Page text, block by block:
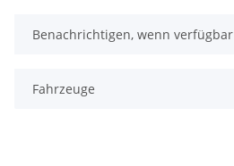
Benachrichtigen, wenn verfügbar
Fahrzeuge